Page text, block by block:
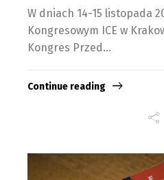
W dniach 14-15 listopada
Kongresowym ICE w
Kongres Przed...
Continue reading